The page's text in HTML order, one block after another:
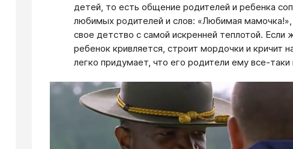
детей, то есть общение родителей и ребенка
любимых родителей и слов: «Любимая
свое детство с самой искренней теплотой.
ребенок кривляется, строит мордочки и кричит
легко придумает, что его родители ему все-таки